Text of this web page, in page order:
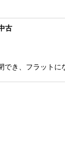
古
でき、フラット